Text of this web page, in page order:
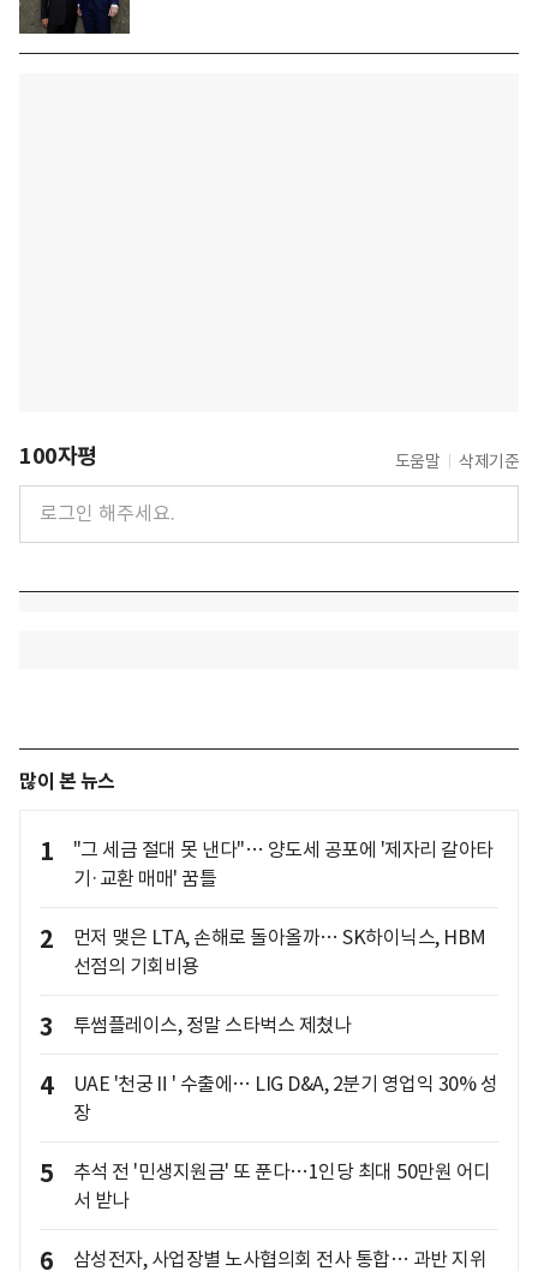
100자평 도움말 삭제기준
많이 본 뉴스
1
"그 세금 절대 못 낸다"… 양도세 공포에 '제자리 갈아타
기·교환 매매' 꿈틀
2
먼저 맺은 LTA, 손해로 돌아올까… SK하이닉스, HBM
선점의 기회비용
3 투썸플레이스, 정말 스타벅스 제쳤나
4
UAE '천궁Ⅱ' 수출에… LIG D&A, 2분기 영업익 30% 성
장
5
추석 전 '민생지원금' 또 푼다…1인당 최대 50만원 어디
서 받나
6 삼성전자, 사업장별 노사협의회 전사 통합… 과반 지위